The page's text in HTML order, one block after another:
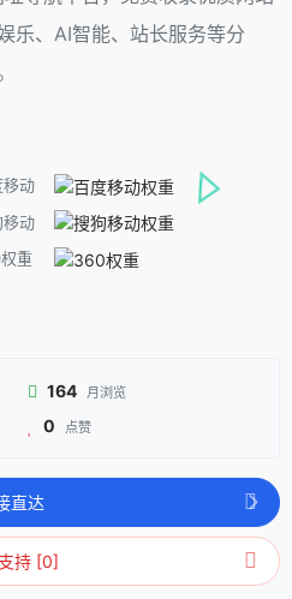
乐、AI智能、站长服务等分
移动
移动
重
164 月浏览
0 点赞
直达
持 [0]